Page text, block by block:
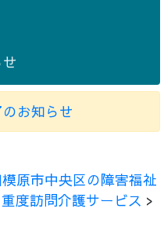
お知らせ
原市中央区の障害福祉
度訪問介護サービス >